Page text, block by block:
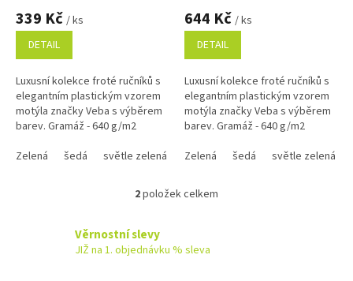
339 Kč / ks
DETAIL
Luxusní kolekce froté ručníků s
elegantním plastickým vzorem
motýla značky Veba s výběrem
barev. Gramáž - 640 g/m2
Zelená
šedá světle zelená tmavě hnědá starorůžová
644 Kč / ks
DETAIL
Luxusní kolekce froté ručníků s
elegantním plastickým vzorem
motýla značky Veba s výběrem
barev. Gramáž - 640 g/m2
Zelená
šedá světle zelená
O
á
2položek celkem
Věrnostní slevy
JIŽ na 1. objednávku % sleva